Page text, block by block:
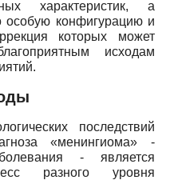
характеристик, а
особую конфигурацию и
которых может
исходам
последствий
«менингиома» -
- является
разного уровня